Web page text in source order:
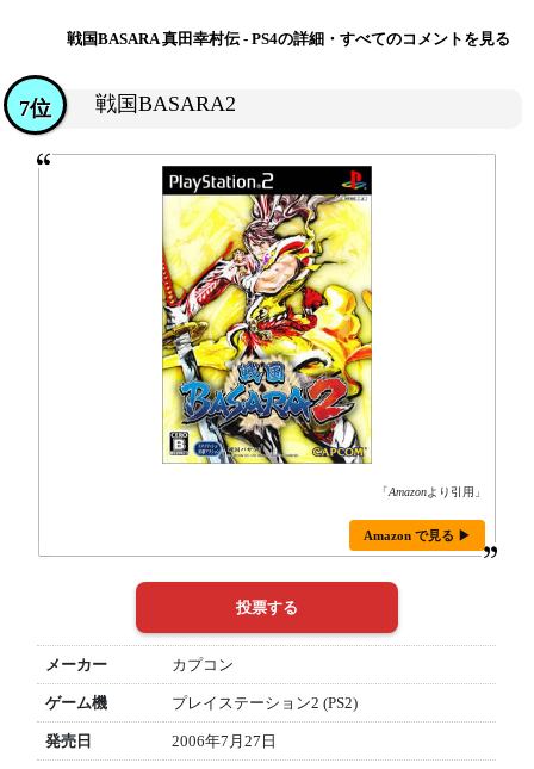
戦国BASARA 真田幸村伝 - PS4の詳細・すべてのコメントを見る
戦国BASARA2
7位
「Amazonより引用」
Amazon で見る ▶
メーカー カプコン
ゲーム機 プレイステーション2 (PS2)
発売日 2006年7月27日